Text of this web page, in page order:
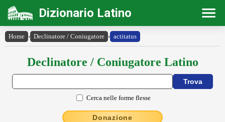
Dizionario Latino
Home › Declinatore / Coniugatore › actitatus
Declinatore / Coniugatore Latino
Cerca nelle forme flesse
Donazione